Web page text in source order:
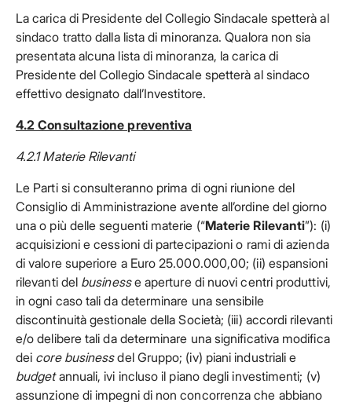
La carica di Presidente del Collegio Sindacale spetterà al
sindaco tratto dalla lista di minoranza. Qualora non sia
presentata alcuna lista di minoranza, la carica di
Presidente del Collegio Sindacale spetterà al sindaco
effettivo designato dall’Investitore.
4.2 Consultazione preventiva
4.2.1 Materie Rilevanti
Le Parti si consulteranno prima di ogni riunione del
Consiglio di Amministrazione avente all’ordine del giorno
una o più delle seguenti materie (“Materie Rilevanti”): (i)
acquisizioni e cessioni di partecipazioni o rami di azienda
di valore superiore a Euro 25.000.000,00; (ii) espansioni
rilevanti del businesse aperture di nuovi centri produttivi,
in ogni caso tali da determinare una sensibile
discontinuità gestionale della Società; (iii) accordi rilevanti
e/o delibere tali da determinare una significativa modifica
dei core businessdel Gruppo; (iv) piani industriali e
budgetannuali, ivi incluso il piano degli investimenti; (v)
assunzione di impegni di non concorrenza che abbiano